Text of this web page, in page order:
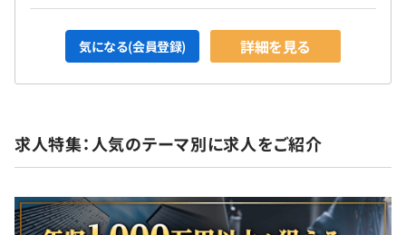
気になる(会員登録) 詳細を見る
求人特集：人気のテーマ別に求人をご紹介